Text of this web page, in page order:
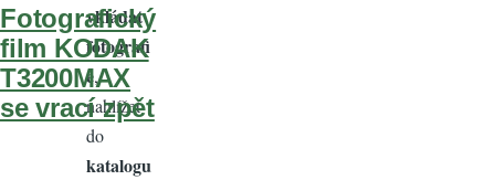
Fotografický
film KODAK
T3200MAX
se vrací zpět
vkládat
fotografi
e,
nahlížet
do
katalogu